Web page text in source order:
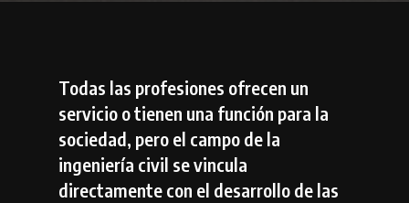
Todas las profesiones ofrecen un
servicio o tienen una función para la
sociedad, pero el campo de la
ingeniería civil se vincula
directamente con el desarrollo de las